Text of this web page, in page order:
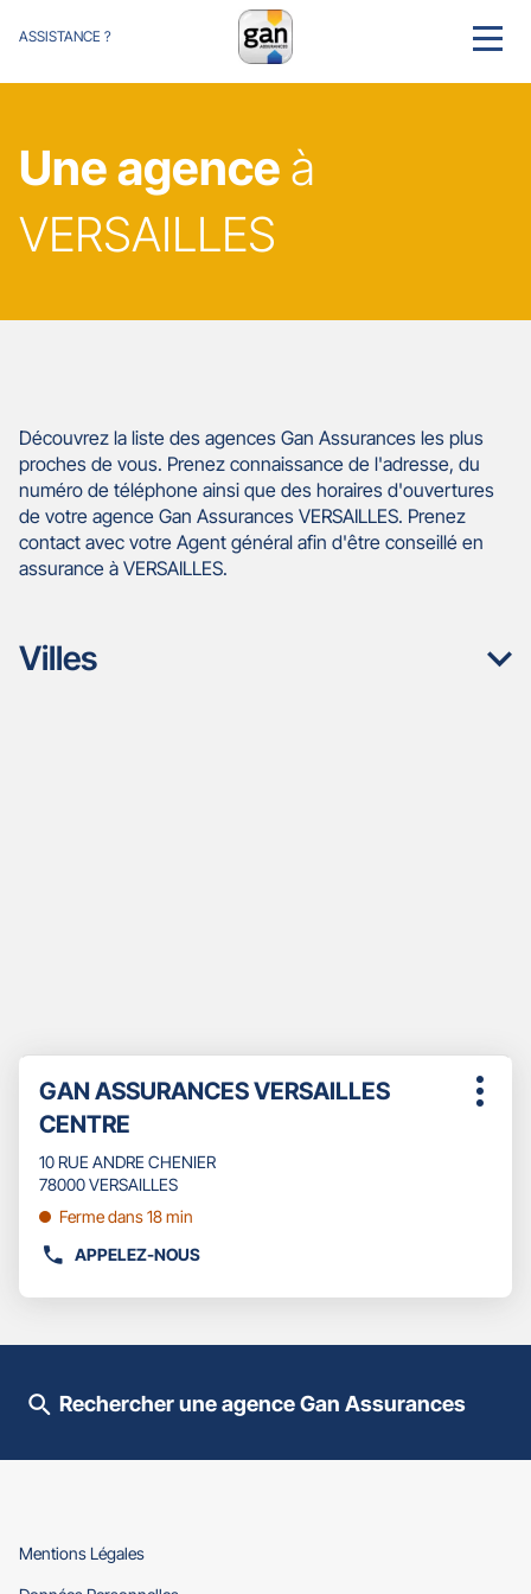
ASSISTANCE ? MENU
Une agence à
VERSAILLES
Découvrez la liste des agences Gan Assurances les plus
proches de vous. Prenez connaissance de l'adresse, du
numéro de téléphone ainsi que des horaires d'ouvertures
de votre agence Gan Assurances VERSAILLES. Prenez
contact avec votre Agent général afin d'être conseillé en
assurance à VERSAILLES.
Villes
sur
touche
ENTRÉE
pour
plus
amples
informations
Point
de
vente
:
GAN ASSURANCES VERSAILLES
CENTRE
10 RUE ANDRE CHENIER
78000 VERSAILLES
Ferme dans 18 min
APPELEZ-NOUS
AFFICHER
POINT
VENTE
CENTRE
Plus
Rechercher une agence Gan Assurances
Mentions Légales(ouvre